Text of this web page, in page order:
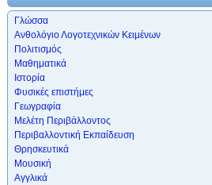
Γλώσσα
Ανθολόγιο Λογοτεχνικών Κειμένων
Πολιτισμός
Μαθηματικά
Ιστορία
Φυσικές επιστήμες
Γεωγραφία
Μελέτη Περιβάλλοντος
Περιβαλλοντική Εκπαίδευση
Θρησκευτικά
Μουσική
Αγγλικά